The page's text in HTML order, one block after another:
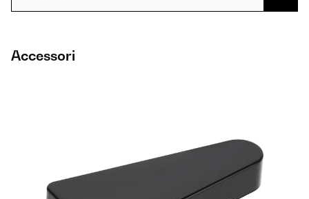
Accessori